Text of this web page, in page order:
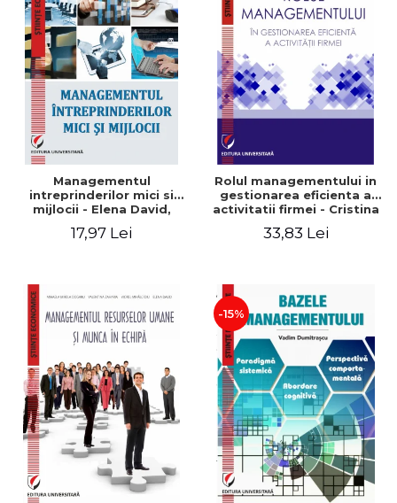
Managementul
intreprinderilor mici si
mijlocii - Elena David,
Roxana Carmen Ionescu,
17,97 Lei
Rolul managementului in
gestionarea eficienta a
activitatii firmei - Cristina
Gabriel Nastase, Mihaela-
33,83 Lei
-15%